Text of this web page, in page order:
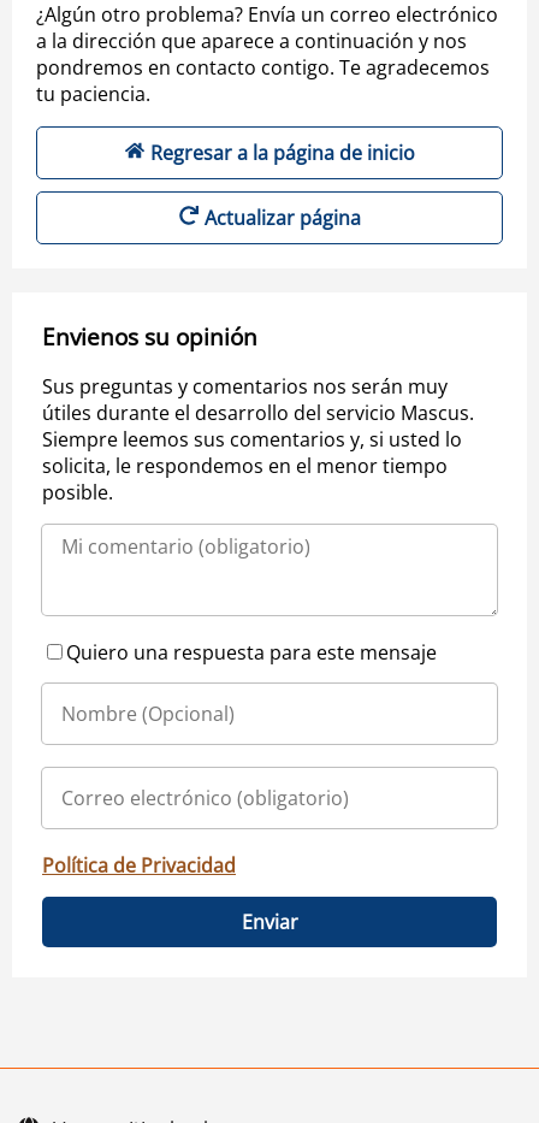
¿Algún otro problema? Envía un correo electrónico
a la dirección que aparece a continuación y nos
pondremos en contacto contigo. Te agradecemos
tu paciencia.
Regresar a la página de inicio
Actualizar página
Envienos su opinión
Sus preguntas y comentarios nos serán muy
útiles durante el desarrollo del servicio Mascus.
Siempre leemos sus comentarios y, si usted lo
solicita, le respondemos en el menor tiempo
posible.
Quiero una respuesta para este mensaje
Política de Privacidad
Enviar